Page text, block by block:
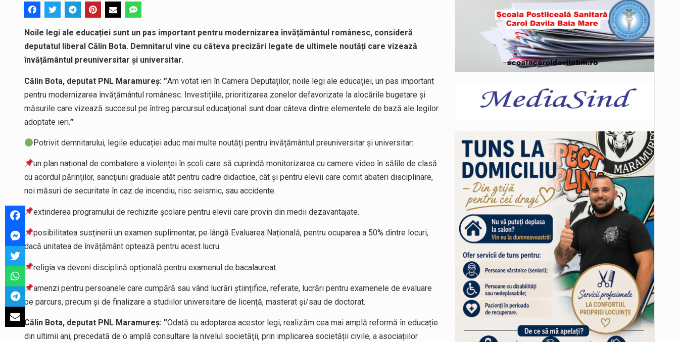
Noile legi ale educației sunt un pas important pentru modernizarea învățământul românesc, consideră
deputatul liberal Călin Bota. Demnitarul vine cu câteva precizări legate de ultimele noutăți care vizează
învățământul preuniversitar și universitar.
Călin Bota, deputat PNL Maramureș: ”Am votat ieri în Camera Deputaților, noile legi ale educației, un pas important
pentru modernizarea învățământul românesc. Investițiile, prioritizarea zonelor defavorizate la alocările bugetare şi
măsurile care vizează succesul pe întreg parcursul educaţional sunt doar câteva dintre elementele de bază ale legilor
adoptate ieri.”
Potrivit demnitarului, legile educației aduc mai multe noutăți pentru învățământul preuniversitar și universitar:
un plan național de combatere a violenței în școli care să cuprindă monitorizarea cu camere video în sălile de clasă
cu acordul părinţilor, sancţiuni graduale atât pentru cadre didactice, cât şi pentru elevii care comit abateri disciplinare,
noi măsuri de securitate în caz de incendiu, risc seismic, sau accidente.
extinderea programului de rechizite şcolare pentru elevii care provin din medii dezavantajate.
posibilitatea susținerii un examen suplimentar, pe lângă Evaluarea Națională, pentru ocuparea a 50% dintre locuri,
dacă unitatea de învățământ optează pentru acest lucru.
religia va deveni disciplină opțională pentru examenul de bacalaureat.
amenzi pentru persoanele care cumpără sau vând lucrări științifice, referate, lucrări pentru examenele de evaluare
pe parcurs, precum și de finalizare a studiilor universitare de licență, masterat și/sau de doctorat.
Călin Bota, deputat PNL Maramureș: ”Odată cu adoptarea acestor legi, realizăm cea mai amplă reformă în educație
din ultimii ani, precedată de o amplă consultare la nivelul societății, prin implicarea societății civile, a asociațiilor